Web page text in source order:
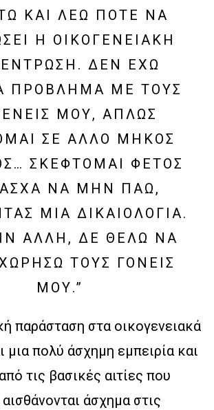
ΚΑΙ ΛΈΩ ΠΌΤΕ ΝΑ Τ
Η ΟΙΚΟΓΕΝΕΙΑΚΉ Σ
ΔΕΝ ΈΧΩ Κ
ΜΕ ΤΟΥΣ Σ
ΜΟΥ, ΑΠΛΏΣ Β
ΣΕ ΆΛΛΟ ΜΉΚΟΣ Κ
ΣΚΈΦΤΟΜΑΙ ΦΈΤΟΣ Τ
ΝΑ ΜΗΝ ΠΆΩ, Β
ΜΙΑ ΔΙΚΑΙΟΛΟΓΊΑ. Α
ΆΛΛΗ, ΔΕ ΘΈΛΩ ΝΑ Σ
ΤΟΥΣ ΓΟΝΕΊΣ Μ
ΟΥ.”
παράσταση στα οικογενειακά
μια πολύ άσχημη εμπειρία και
τις βασικές αιτίες που
άσχημα στις